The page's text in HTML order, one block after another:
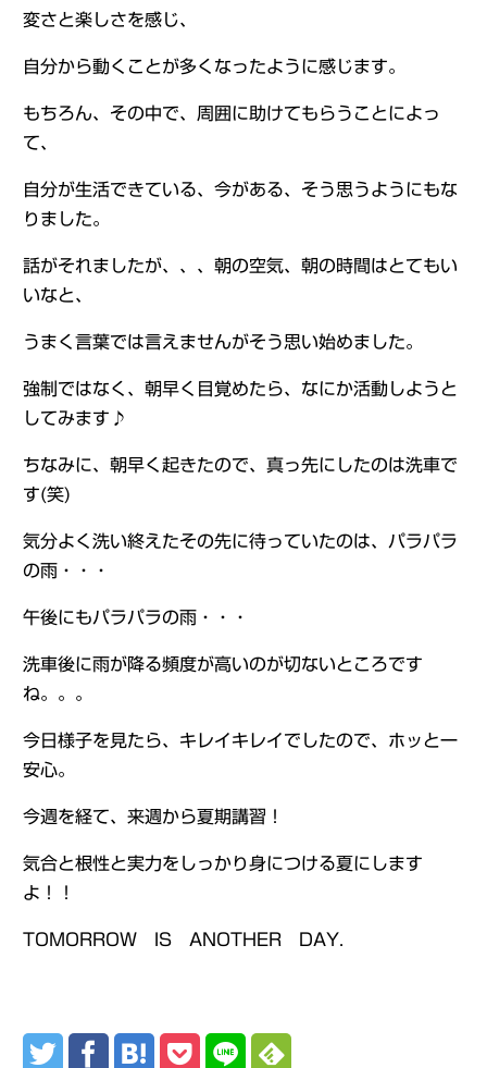
変さと楽しさを感じ、
自分から動くことが多くなったように感じます。
もちろん、その中で、周囲に助けてもらうことによっ
て、
自分が生活できている、今がある、そう思うようにもな
りました。
話がそれましたが、、、朝の空気、朝の時間はとてもい
いなと、
うまく言葉では言えませんがそう思い始めました。
強制ではなく、朝早く目覚めたら、なにか活動しようと
してみます♪
ちなみに、朝早く起きたので、真っ先にしたのは洗車で
す(笑)
気分よく洗い終えたその先に待っていたのは、パラパラ
の雨・・・
午後にもパラパラの雨・・・
洗車後に雨が降る頻度が高いのが切ないところです
ね。。。
今日様子を見たら、キレイキレイでしたので、ホッと一
安心。
今週を経て、来週から夏期講習！
気合と根性と実力をしっかり身につける夏にします
よ！！
TOMORROW IS ANOTHER DAY.